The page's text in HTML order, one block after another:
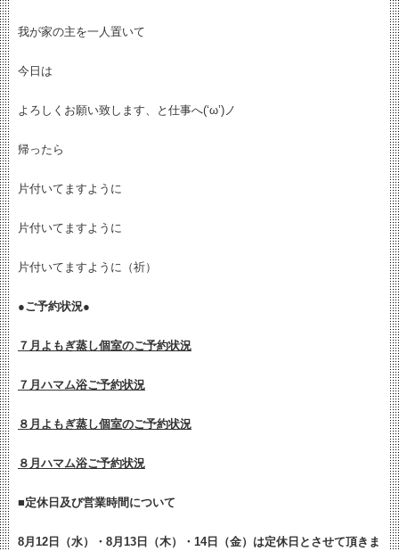
我が家の主を一人置いて
今日は
よろしくお願い致します、と仕事へ(‘ω’)ノ
帰ったら
片付いてますように
片付いてますように
片付いてますように（祈）
●ご予約状況●
７月よもぎ蒸し個室のご予約状況
７月ハマム浴ご予約状況
８月よもぎ蒸し個室のご予約状況
８月ハマム浴ご予約状況
■定休日及び営業時間について
8月12日（水）・8月13日（木）・14日（金）は定休日とさせて頂きま